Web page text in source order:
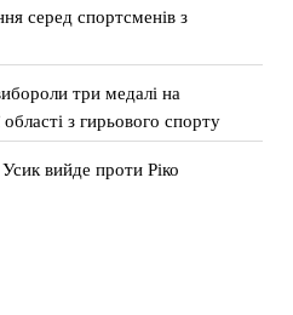
серед спортсменів з
три медалі на
з гирьового спорту
вийде проти Ріко